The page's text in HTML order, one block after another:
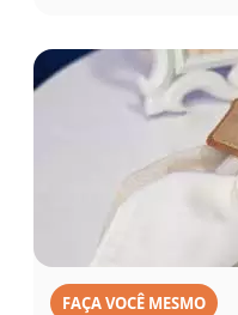
FAÇA VOCÊ MESMO